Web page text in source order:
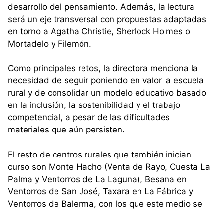
desarrollo del pensamiento. Además, la lectura
será un eje transversal con propuestas adaptadas
en torno a Agatha Christie, Sherlock Holmes o
Mortadelo y Filemón.
Como principales retos, la directora menciona la
necesidad de seguir poniendo en valor la escuela
rural y de consolidar un modelo educativo basado
en la inclusión, la sostenibilidad y el trabajo
competencial, a pesar de las dificultades
materiales que aún persisten.
El resto de centros rurales que también inician
curso son Monte Hacho (Venta de Rayo, Cuesta La
Palma y Ventorros de La Laguna), Besana en
Ventorros de San José, Taxara en La Fábrica y
Ventorros de Balerma, con los que este medio se